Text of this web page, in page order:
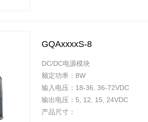
GQAxxxxS-8
DC/DC电源模块
额定功率：8W
输入电压：18-36, 36-72VDC
输出电压：5, 12, 15, 24VDC
产品尺寸：